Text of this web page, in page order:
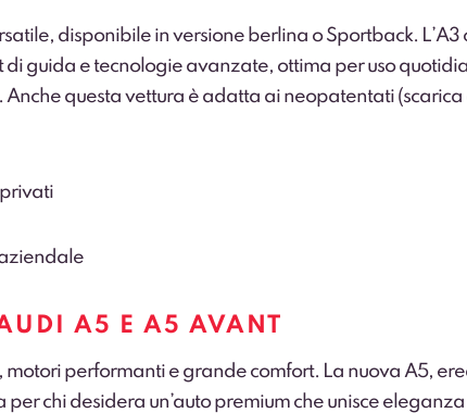
disponibile in versione berlina o Sportback. L’A3
di guida e tecnologie avanzate, ottima per uso
Anche questa vettura è adatta ai neopatentati (scarica
A5 E A5 AVANT
motori performanti e grande comfort. La nuova A5,
per chi desidera un’auto premium che unisce